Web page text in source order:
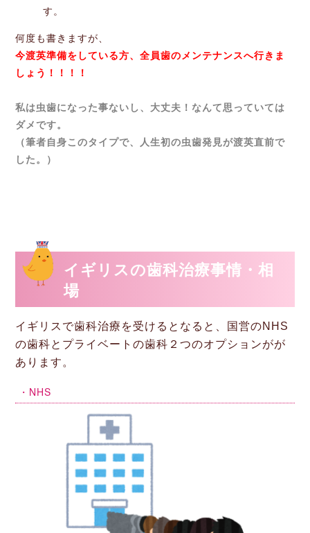
す。
何度も書きますが、
今渡英準備をしている方、全員歯のメンテナンスへ行きま
しょう！！！！
私は虫歯になった事ないし、大丈夫！なんて思っていては
ダメです。
（筆者自身このタイプで、人生初の虫歯発見が渡英直前で
した。）
イギリスの歯科治療事情・相
場
イギリスで歯科治療を受けるとなると、国営のNHS
の歯科とプライベートの歯科２つのオプションがが
あります。
・NHS